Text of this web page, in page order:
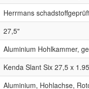
Herrmans
27,5"
Aluminium Hohlkammer,
Kenda Slant Six 27,5 x 1.95
Aluminium, Hohlachse,